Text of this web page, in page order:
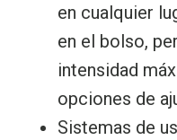
en cualquier
en el bolso,
intensidad
opciones de
Sistemas de